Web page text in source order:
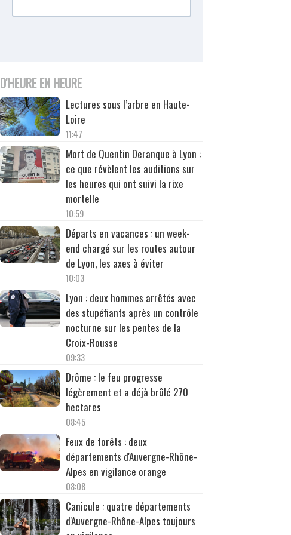
D'HEURE EN HEURE
Lectures sous l’arbre en Haute-
Loire
11:47
Mort de Quentin Deranque à Lyon :
ce que révèlent les auditions sur
les heures qui ont suivi la rixe
mortelle
10:59
Départs en vacances : un week-
end chargé sur les routes autour
de Lyon, les axes à éviter
10:03
Lyon : deux hommes arrêtés avec
des stupéfiants après un contrôle
nocturne sur les pentes de la
Croix-Rousse
09:33
Drôme : le feu progresse
légèrement et a déjà brûlé 270
hectares
08:45
Feux de forêts : deux
départements d'Auvergne-Rhône-
Alpes en vigilance orange
08:08
Canicule : quatre départements
d'Auvergne-Rhône-Alpes toujours